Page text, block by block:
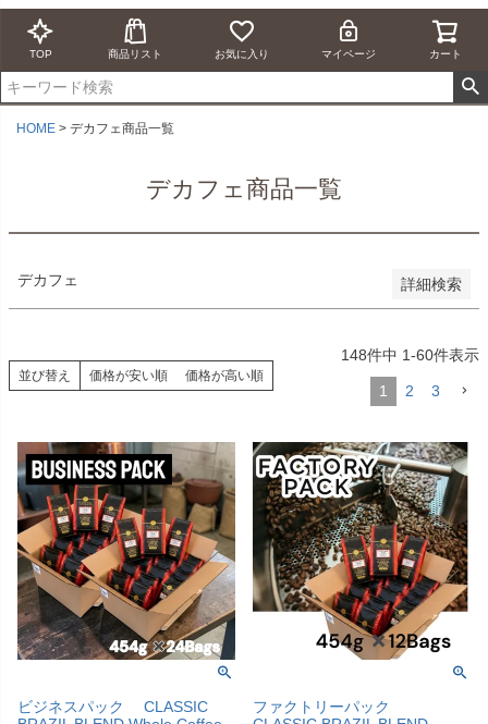
TOP 商品リスト お気に入り マイページ カート
HOME デカフェ商品一覧
デカフェ商品一覧
デカフェ 詳細検索
新着順
登録順
価格が安い順
価格が高い順
キーワードヒット順
検索
並び替え 価格が安い順 価格が高い順
148件中 1-60件表示
1 2 3
ビジネスパック CLASSIC
ファクトリーパック